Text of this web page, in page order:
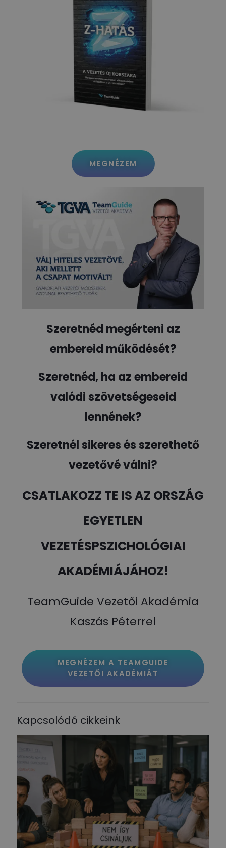
MEGNÉZEM
Szeretnéd megérteni az
embereid működését?
Szeretnéd, ha az embereid
valódi szövetségeseid
lennének?
Szeretnél sikeres és szerethető
vezetővé válni?
CSATLAKOZZ TE IS AZ ORSZÁG
EGYETLEN
VEZETÉSPSZICHOLÓGIAI
AKADÉMIÁJÁHOZ!
TeamGuide Vezetői Akadémia
Kaszás Péterrel
MEGNÉZEM A TEAMGUIDE
VEZETŐI AKADÉMIÁT
Kapcsolódó cikkeink